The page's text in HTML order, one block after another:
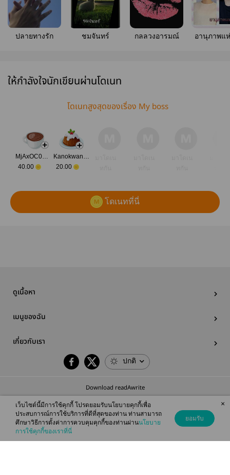
ปลายทางรัก ชมจันทร์ กลลวงอารมณ์ อานุภาพแ
ให้กำลังใจนักเขียนผ่านโดเนท
โดเนทสูงสุดของเรื่อง My boss
MjAxOC0wOS0yOSAyMToyNDo1NQ==
40.00
Kanokwan Sonthisuwan
20.00
โดเนทที่นี่
ดูเนื้อหา
เมนูของฉัน
เกี่ยวกับเรา
ปกติ
Download readAwrite
© 2026 readAwrite.com by MEB Corporation Public Company Limited
This site is protected by reCAPTCHA and the Google
เว็บไซต์นี้มีการใช้คุกกี้ โปรดยอมรับนโยบายคุกกี้เพื่อ
ประสบการณ์การใช้บริการที่ดีที่สุดของท่าน ท่านสามารถ
ศึกษาวิธีการตั้งค่าการควบคุมคุกกี้ของท่านผ่านนโยบาย
การใช้คุกกี้ของเราที่นี่
ยอมรับ
×